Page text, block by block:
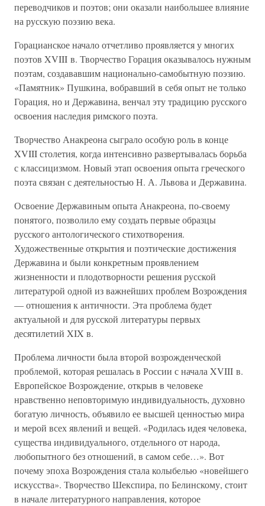
переводчиков и поэтов; они оказали наибольшее влияние
на русскую поэзию века.
Горацианское начало отчетливо проявляется у многих
поэтов XVIII в. Творчество Горация оказывалось нужным
поэтам, создававшим национально-самобытную поэзию.
«Памятник» Пушкина, вобравший в себя опыт не только
Горация, но и Державина, венчал эту традицию русского
освоения наследия римского поэта.
Творчество Анакреона сыграло особую роль в конце
XVIII столетия, когда интенсивно развертывалась борьба
с классицизмом. Новый этап освоения опыта греческого
поэта связан с деятельностью Н. А. Львова и Державина.
Освоение Державиным опыта Анакреона, по-своему
понятого, позволило ему создать первые образцы
русского антологического стихотворения.
Художественные открытия и поэтические достижения
Державина и были конкретным проявлением
жизненности и плодотворности решения русской
литературой одной из важнейших проблем Возрождения
— отношения к античности. Эта проблема будет
актуальной и для русской литературы первых
десятилетий XIX в.
Проблема личности была второй возрожденческой
проблемой, которая решалась в России с начала XVIII в.
Европейское Возрождение, открыв в человеке
нравственно неповторимую индивидуальность, духовно
богатую личность, объявило ее высшей ценностью мира
и мерой всех явлений и вещей. «Родилась идея человека,
существа индивидуального, отдельного от народа,
любопытного без отношений, в самом себе…». Вот
почему эпоха Возрождения стала колыбелью «новейшего
искусства». Творчество Шекспира, по Белинскому, стоит
в начале литературного направления, которое